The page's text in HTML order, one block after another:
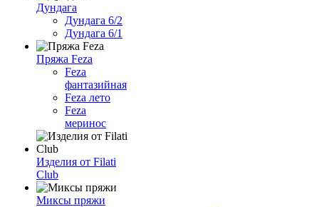
Дундага
Дундага 6/2
Дундага 6/1
Пряжа Feza
Feza
фантазийная
Feza лето
Feza
меринос
Изделия от Filati
Club
Миксы пряжи